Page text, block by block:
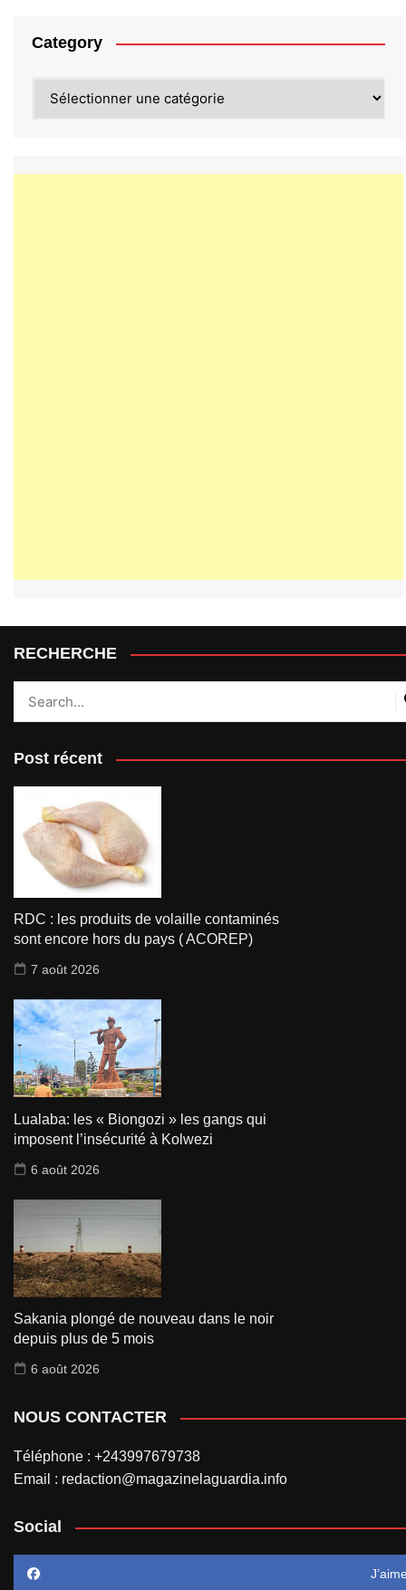
Category
RECHERCHE
Post récent
RDC : les produits de volaille contaminés
sont encore hors du pays ( ACOREP)
7 août 2026
Lualaba: les « Biongozi » les gangs qui
imposent l’insécurité à Kolwezi
6 août 2026
Sakania plongé de nouveau dans le noir
depuis plus de 5 mois
6 août 2026
NOUS CONTACTER
Téléphone : +243997679738
Email : redaction@magazinelaguardia.info
Social